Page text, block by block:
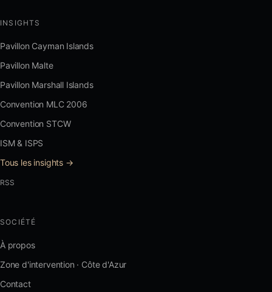
INSIGHTS
Pavillon Cayman Islands
Pavillon Malte
Pavillon Marshall Islands
Convention MLC 2006
Convention STCW
ISM & ISPS
Tous les insights →
RSS
SOCIÉTÉ
À propos
Zone d'intervention · Côte d'Azur
Contact